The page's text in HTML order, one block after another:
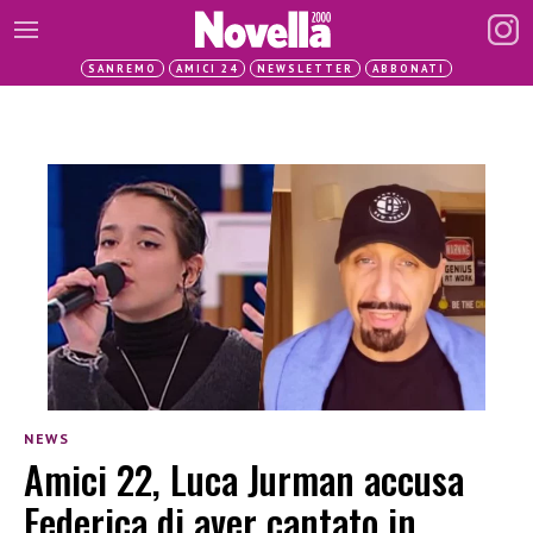
SANREMO AMICI 24 NEWSLETTER ABBONATI
NEWS
Amici 22, Luca Jurman accusa